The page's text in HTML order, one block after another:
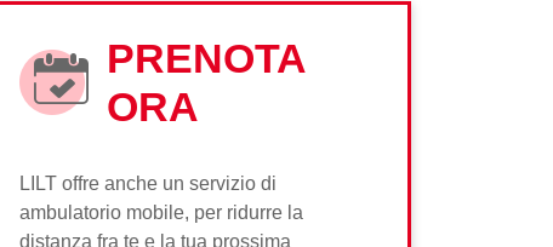
PRENOTA
ORA
LILT offre anche un servizio di
ambulatorio mobile, per ridurre la
distanza fra te e la tua prossima